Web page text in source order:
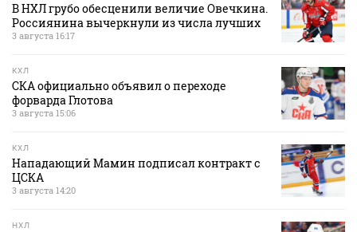
В НХЛ грубо обесценили величие Овечкина.
Россиянина вычеркнули из числа лучших
3 августа 16:17
КХЛ
СКА официально объявил о переходе
форварда Глотова
3 августа 15:06
КХЛ
Нападающий Мамин подписал контракт с
ЦСКА
3 августа 14:20
НХЛ